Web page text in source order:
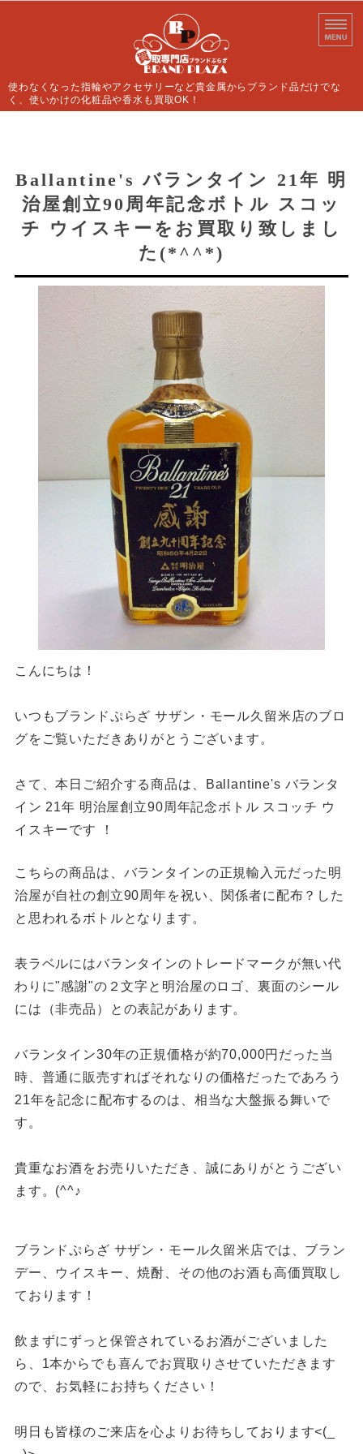
使わなくなった指輪やアクセサリーなど貴金属からブランド品だけでな
く、使いかけの化粧品や香水も買取OK！
よくあるご質問
店舗情報
お問い合わせ
Ballantine's バランタイン 21年 明
治屋創立90周年記念ボトル スコッ
チ ウイスキーをお買取り致しまし
た(*^^*)
こんにちは！
いつもブランドぷらざ サザン・モール久留米店のブロ
グをご覧いただきありがとうございます。
さて、本日ご紹介する商品は、Ballantine's バランタ
イン 21年 明治屋創立90周年記念ボトル スコッチ ウ
イスキーです ！
こちらの商品は、バランタインの正規輸入元だった明
治屋が自社の創立90周年を祝い、関係者に配布？した
と思われるボトルとなります。
表ラベルにはバランタインのトレードマークが無い代
わりに"感謝"の２文字と明治屋のロゴ、裏面のシール
には（非売品）との表記があります。
バランタイン30年の正規価格が約70,000円だった当
時、普通に販売すればそれなりの価格だったであろう
21年を記念に配布するのは、相当な大盤振る舞いで
す。
貴重なお酒をお売りいただき、誠にありがとうござい
ます。(^^♪
ブランドぷらざ サザン・モール久留米店では、ブラン
デー、ウイスキー、焼酎、その他のお酒も高価買取し
ております！
飲まずにずっと保管されているお酒がございました
ら、1本からでも喜んでお買取りさせていただきます
ので、お気軽にお持ちください！
明日も皆様のご来店を心よりお待ちしております<(_